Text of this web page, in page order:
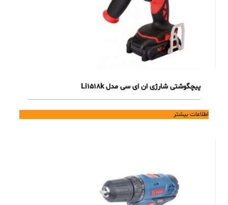
پیچگوشتی شارژی ان ای سی مدل Li1518k
اطلاعات بیشتر